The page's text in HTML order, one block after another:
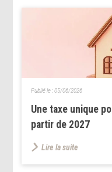
Une taxe unique
partir de 2027
Publié le :05/06/2026
Lire la suite